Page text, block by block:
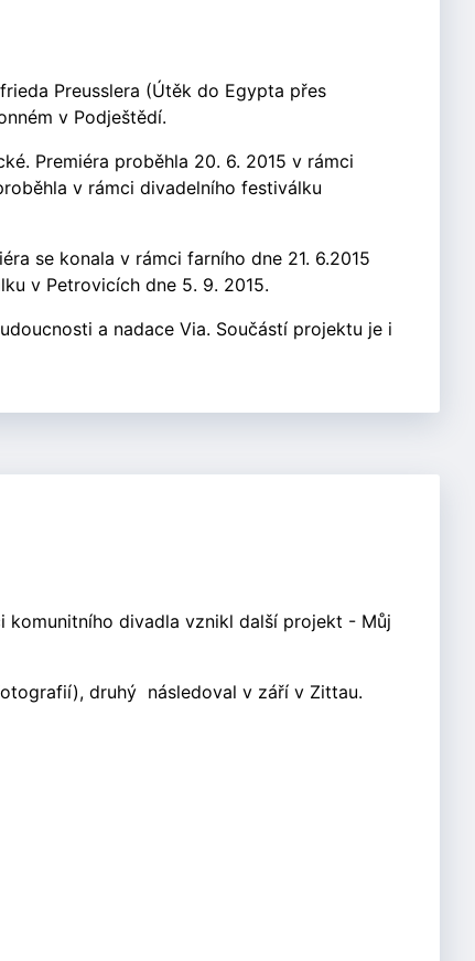
Preusslera (Útěk do Egypta přes
v Podještědí.
Premiéra proběhla 20. 6. 2015 v rámci
v rámci divadelního festiválku
se konala v rámci farního dne 21. 6.2015
v Petrovicích dne 5. 9. 2015.
a nadace Via. Součástí projektu je i
komunitního divadla vznikl další projekt - Můj
druhý následoval v září v Zittau.